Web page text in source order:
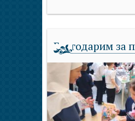
Благодарим за